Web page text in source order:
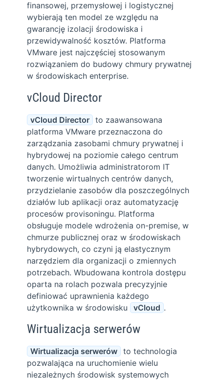
finansowej, przemysłowej i logistycznej
wybierają ten model ze względu na
gwarancję izolacji środowiska i
przewidywalność kosztów. Platforma
VMware jest najczęściej stosowanym
rozwiązaniem do budowy chmury prywatnej
w środowiskach enterprise.
vCloud Director
vCloud Director to zaawansowana
platforma VMware przeznaczona do
zarządzania zasobami chmury prywatnej i
hybrydowej na poziomie całego centrum
danych. Umożliwia administratorom IT
tworzenie wirtualnych centrów danych,
przydzielanie zasobów dla poszczególnych
działów lub aplikacji oraz automatyzację
procesów provisoningu. Platforma
obsługuje modele wdrożenia on-premise, w
chmurze publicznej oraz w środowiskach
hybrydowych, co czyni ją elastycznym
narzędziem dla organizacji o zmiennych
potrzebach. Wbudowana kontrola dostępu
oparta na rolach pozwala precyzyjnie
definiować uprawnienia każdego
użytkownika w środowisku
vCloud .
Wirtualizacja serwerów
Wirtualizacja serwerów to technologia
pozwalająca na uruchomienie wielu
niezależnych środowisk systemowych